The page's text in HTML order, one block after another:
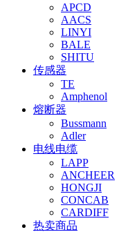
APCD
AACS
LINYI
BALE
SHITU
传感器
TE
Amphenol
熔断器
Bussmann
Adler
电线电缆
LAPP
ANCHEER
HONGJI
CONCAB
CARDIFF
热卖商品